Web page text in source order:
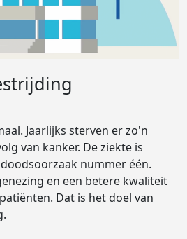
Jaarlijks sterven er zo'n
van kanker. De ziekte is
nummer één.
en een betere kwaliteit
Dat is het doel van